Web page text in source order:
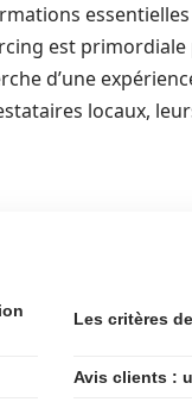
est
d’une
locaux,
Les critères
Avis clients :